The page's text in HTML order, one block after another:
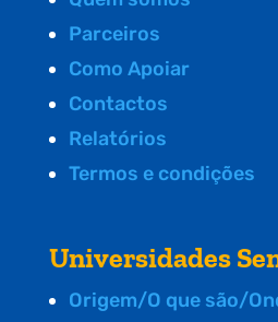
Parceiros
Como Apoiar
Contactos
Relatórios
Termos e condições
Universidades
Origem/O que são/